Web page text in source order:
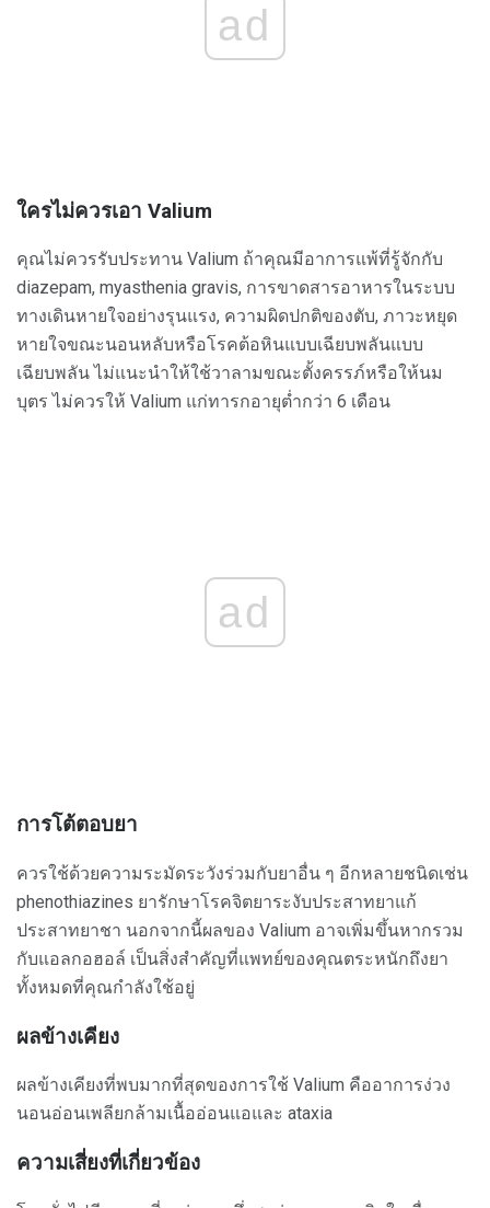
ad
ใครไม่ควรเอา Valium
คุณไม่ควรรับประทาน Valium ถ้าคุณมีอาการแพ้ที่รู้จักกับ
diazepam, myasthenia gravis, การขาดสารอาหารในระบบ
ทางเดินหายใจอย่างรุนแรง, ความผิดปกติของตับ, ภาวะหยุด
หายใจขณะนอนหลับหรือโรคต้อหินแบบเฉียบพลันแบบ
เฉียบพลัน ไม่แนะนำให้ใช้วาลามขณะตั้งครรภ์หรือให้นม
บุตร ไม่ควรให้ Valium แก่ทารกอายุต่ำกว่า 6 เดือน
ad
การโต้ตอบยา
ควรใช้ด้วยความระมัดระวังร่วมกับยาอื่น ๆ อีกหลายชนิดเช่น
phenothiazines ยารักษาโรคจิตยาระงับประสาทยาแก้
ประสาทยาชา นอกจากนี้ผลของ Valium อาจเพิ่มขึ้นหากรวม
กับแอลกอฮอล์ เป็นสิ่งสำคัญที่แพทย์ของคุณตระหนักถึงยา
ทั้งหมดที่คุณกำลังใช้อยู่
ผลข้างเคียง
ผลข้างเคียงที่พบมากที่สุดของการใช้ Valium คืออาการง่วง
นอนอ่อนเพลียกล้ามเนื้ออ่อนแอและ ataxia
ความเสี่ยงที่เกี่ยวข้อง